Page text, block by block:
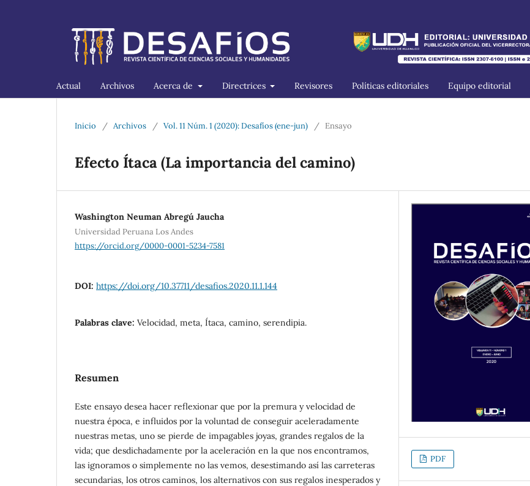
Actual Archivos Acerca de Directrices Revisores Políticas editoriales Equipo editorial
Inicio / Archivos / Vol. 11 Núm. 1 (2020): Desafíos (ene-jun) / Ensayo
Efecto Ítaca (La importancia del camino)
Washington Neuman Abregú Jaucha
Universidad Peruana Los Andes
https://orcid.org/0000-0001-5234-7581
DOI: https://doi.org/10.37711/desafios.2020.11.1.144
Palabras clave: Velocidad, meta, Ítaca, camino, serendipia.
Resumen
Este ensayo desea hacer reflexionar que por la premura y velocidad de
nuestra época, e influidos por la voluntad de conseguir aceleradamente
nuestras metas, uno se pierde de impagables joyas, grandes regalos de la
vida; que desdichadamente por la aceleración en la que nos encontramos,
las ignoramos o simplemente no las vemos, desestimando así las carreteras
secundarias, los otros caminos, los alternativos con sus regalos inesperados y
PDF